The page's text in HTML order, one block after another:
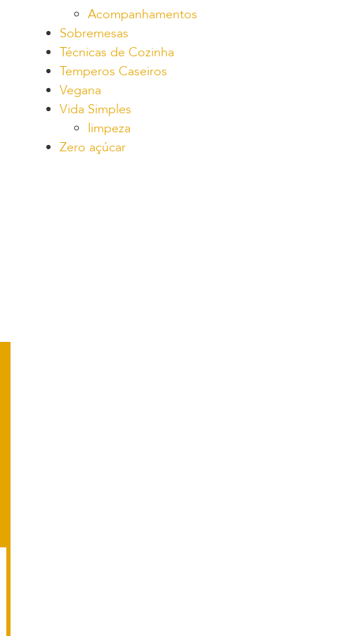
Acompanhamentos
Sobremesas
Técnicas de Cozinha
Temperos Caseiros
Vegana
Vida Simples
limpeza
Zero açúcar